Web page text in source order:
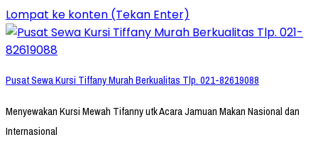
Lompat ke konten (Tekan Enter)
Pusat Sewa Kursi Tiffany Murah Berkualitas Tlp. 021-82619088
Menyewakan Kursi Mewah Tifanny utk Acara Jamuan Makan Nasional dan
Internasional